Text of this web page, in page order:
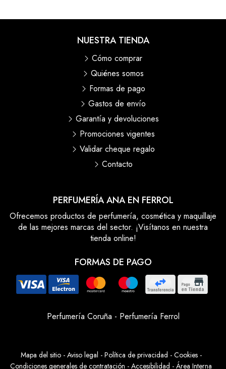
PERFUMERÍA ANA EN FERROL
Ofrecemos productos de perfumería, cosmética y maquillaje
de las mejores marcas del sector. ¡Visítanos en nuestra
tienda online!
FORMAS DE PAGO
NUESTRA TIENDA
Cómo comprar
Quiénes somos
Formas de pago
Gastos de envío
Garantía y devoluciones
Promociones vigentes
Validar cheque regalo
Contacto
Perfumería Coruña - Perfumería Ferrol
Mapa del sitio- Aviso legal - Política de privacidad - Cookies-
Condiciones generales de contratación - Accesibilidad - Área Interna